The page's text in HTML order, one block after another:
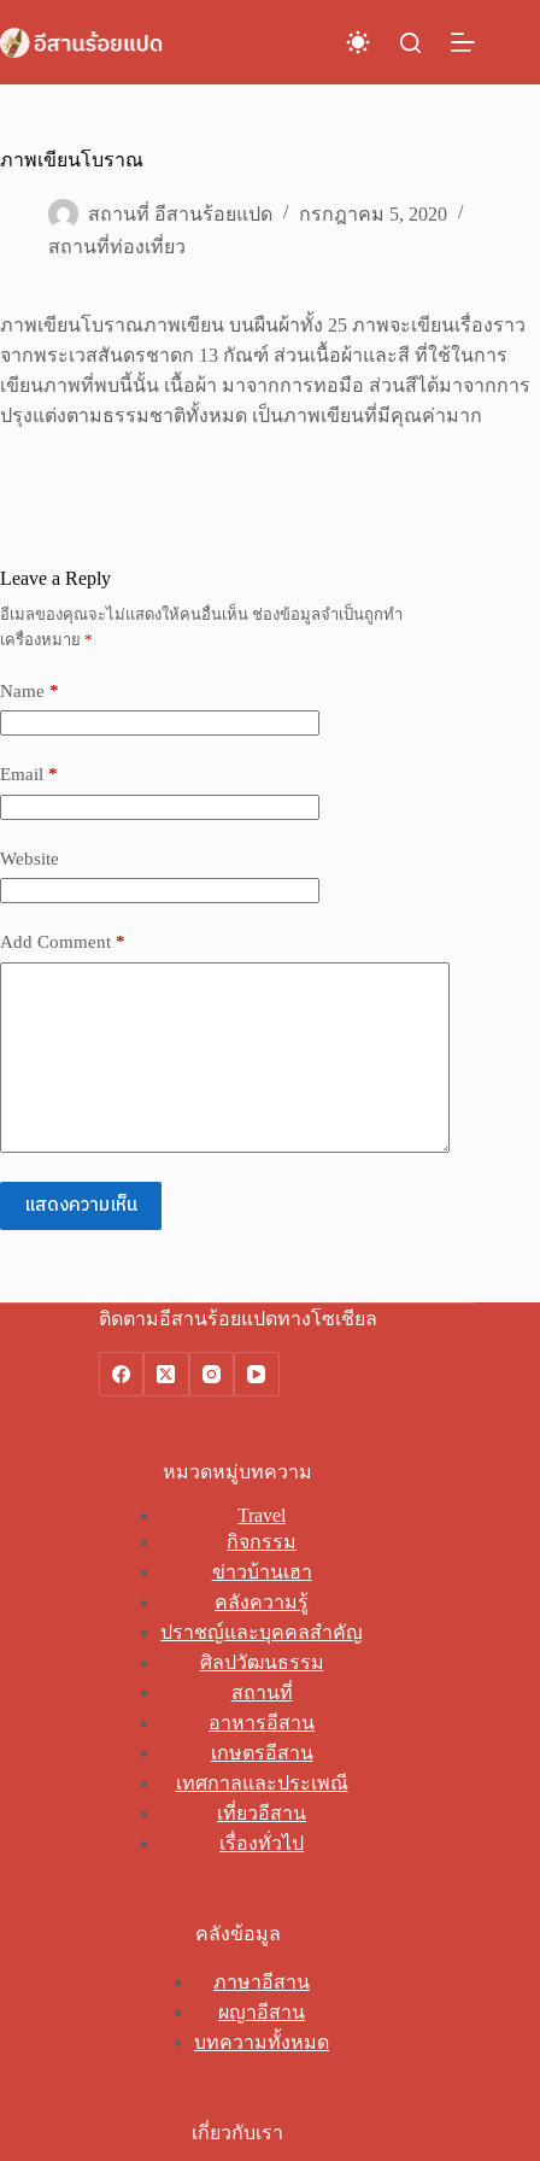
to
content
ภาพเขียนโบราณ
สถานที่ อีสานร้อยแปด
กรกฎาคม 5, 2020
สถานที่ท่องเที่ยว
ภาพเขียนโบราณภาพเขียน บนผืนผ้าทั้ง 25 ภาพจะเขียนเรื่องราว
จากพระเวสสันดรชาดก 13 กัณฑ์ ส่วนเนื้อผ้าและสี ที่ใช้ในการ
เขียนภาพที่พบนี้นั้น เนื้อผ้า มาจากการทอมือ ส่วนสีได้มาจากการ
ปรุงแต่งตามธรรมชาติทั้งหมด เป็นภาพเขียนที่มีคุณค่ามาก
Leave a Reply
อีเมลของคุณจะไม่แสดงให้คนอื่นเห็น ช่องข้อมูลจำเป็นถูกทำ
เครื่องหมาย *
Name *
Email *
Website
Add Comment *
แสดงความเห็น
ติดตามอีสานร้อยแปดทางโซเชียล
หมวดหมู่บทความ
Travel
กิจกรรม
ข่าวบ้านเฮา
คลังความรู้
ปราชญ์และบุคคลสำคัญ
ศิลปวัฒนธรรม
สถานที่
อาหารอีสาน
เกษตรอีสาน
เทศกาลและประเพณี
เที่ยวอีสาน
เรื่องทั่วไป
คลังข้อมูล
ภาษาอีสาน
ผญาอีสาน
บทความทั้งหมด
เกี่ยวกับเรา